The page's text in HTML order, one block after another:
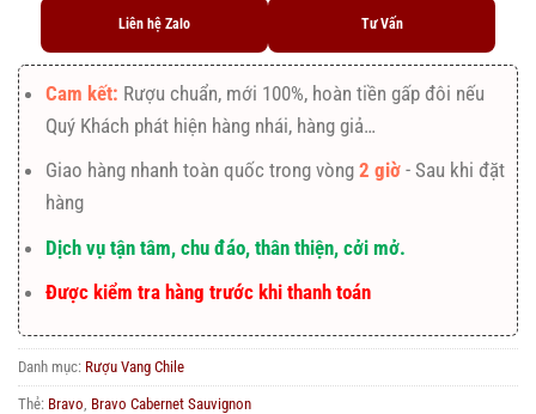
Liên hệ Zalo Tư Vấn
Cam kết: Rượu chuẩn, mới 100%, hoàn tiền gấp đôi nếu
Quý Khách phát hiện hàng nhái, hàng giả…
Giao hàng nhanh toàn quốc trong vòng2 giờ - Sau khi đặt
hàng
Dịch vụ tận tâm, chu đáo, thân thiện, cởi mở.
Được kiểm tra hàng trước khi thanh toán
Danh mục: Rượu Vang Chile
Thẻ: Bravo Bravo Cabernet Sauvignon